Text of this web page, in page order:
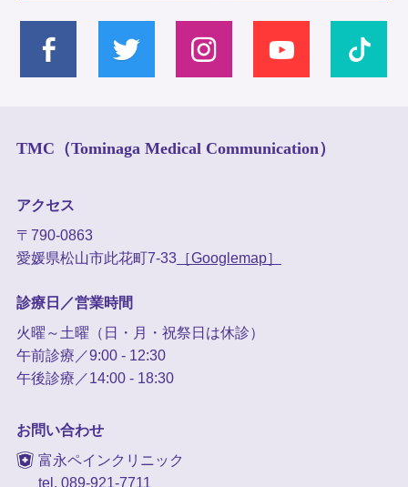
TMC（Tominaga Medical Communication）
アクセス
〒790-0863
愛媛県松山市此花町7-33［Googlemap］
診療日／営業時間
火曜～土曜（日・月・祝祭日は休診）
午前診療／9:00 - 12:30
午後診療／14:00 - 18:30
お問い合わせ
富永ペインクリニック
tel. 089-921-7711